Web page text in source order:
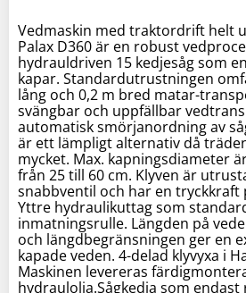
Vedmaskin med traktordrift helt
Palax D360 är en robust
hydrauldriven 15 kedjesåg som
kapar. Standardutrustningen
lång och 0,2 m bred matar-
svängbar och uppfällbar
automatisk smörjanordning av
är ett lämpligt alternativ då
mycket. Max. kapningsdiameter
från 25 till 60 cm. Klyven är
snabbventil och har en tryckkraft
Yttre hydraulikuttag som
inmatningsrulle. Längden på
och längdbegränsningen ger en
kapade veden. 4-delad klyvyxa i
Maskinen levereras
hydraulolja.Sågkedja som